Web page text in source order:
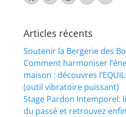
mail
Articles récents
Soutenir la Bergerie des
Comment harmoniser
maison : découvres
(outil vibratoire puissant)
Stage Pardon Intemporel:
du passé et retrouvez